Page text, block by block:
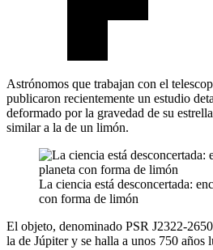
Astrónomos que trabajan con el
publicaron recientemente un estudio
deformado por la gravedad de su
similar a la de un limón.
La ciencia está desconcertada:
con forma de limón
El objeto, denominado PSR J2322-
la de Júpiter y se halla a unos 750 años